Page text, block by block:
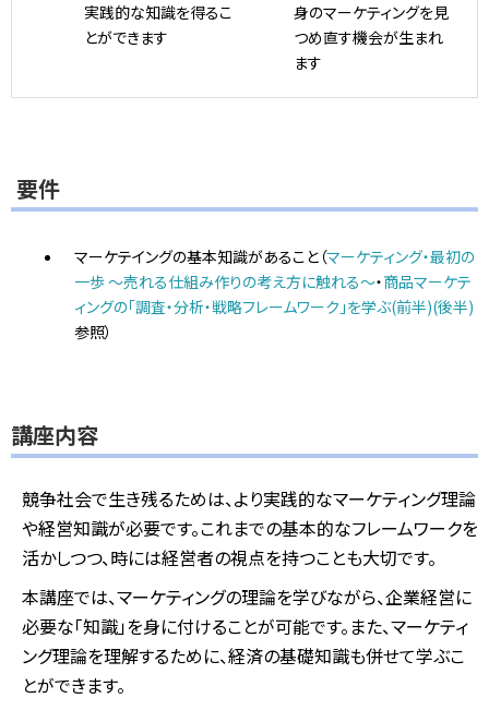
実践的な知識を得るこ
とができます
身のマーケティングを見
つめ直す機会が生まれ
ます
要件
マーケテイングの基本知識があること（マーケティング・最初の
一歩 ～売れる仕組み作りの考え方に触れる～・商品マーケテ
ィングの「調査・分析・戦略フレームワーク」を学ぶ(前半)(後半)
参照）
講座内容
競争社会で生き残るためは、より実践的なマーケティング理論
や経営知識が必要です。これまでの基本的なフレームワークを
活かしつつ、時には経営者の視点を持つことも大切です。
本講座では、マーケティングの理論を学びながら、企業経営に
必要な「知識」を身に付けることが可能です。また、マーケティ
ング理論を理解するために、経済の基礎知識も併せて学ぶこ
とができます。